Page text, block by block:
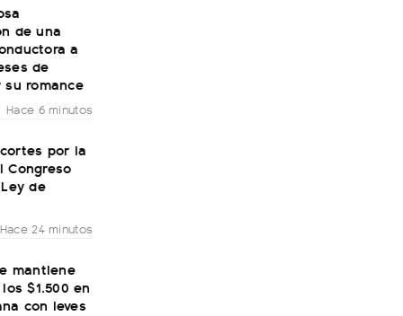
de una
a
de
romance
Hace 6 minutos
por la
Congreso
de
Hace 24 minutos
mantiene
$1.500 en
con leves